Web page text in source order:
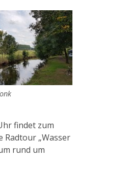
findet zum
Radtour „Wasser
rund um